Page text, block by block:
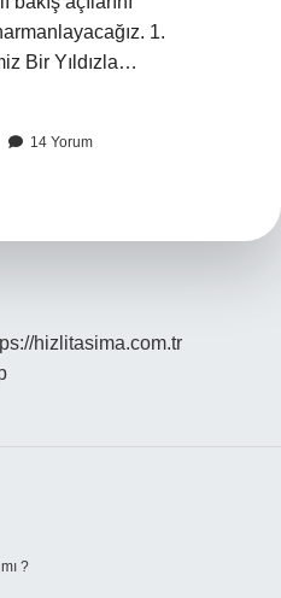
1.
Bir Yıldızla…
14 Yorum
hizlitasima.com.tr
?